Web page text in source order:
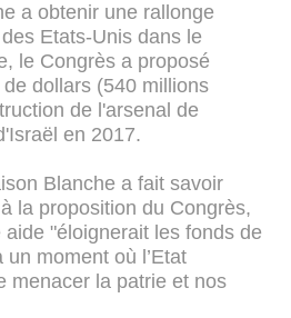
a obtenir une rallonge
Etats-Unis dans le
le Congrès a proposé
dollars (540 millions
de l'arsenal de
en 2017.
Blanche a fait savoir
la proposition du Congrès,
"éloignerait les fonds de
moment où l’Etat
menacer la patrie et nos